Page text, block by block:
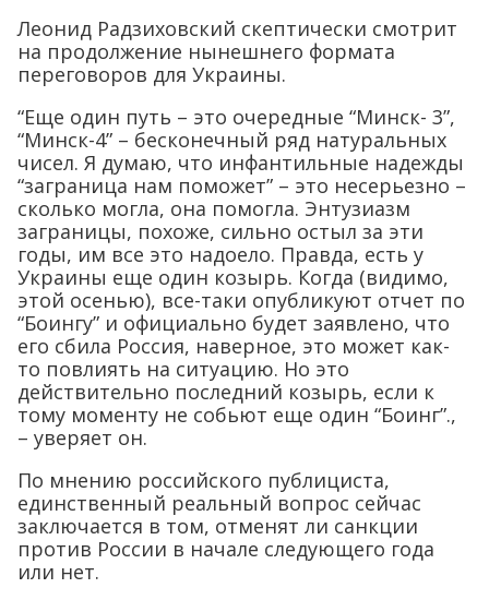
Леонид Радзиховский скептически смотрит
на продолжение нынешнего формата
переговоров для Украины.
“Еще один путь – это очередные “Минск- 3”,
“Минск-4” – бесконечный ряд натуральных
чисел. Я думаю, что инфантильные надежды
“заграница нам поможет” – это несерьезно –
сколько могла, она помогла. Энтузиазм
заграницы, похоже, сильно остыл за эти
годы, им все это надоело. Правда, есть у
Украины еще один козырь. Когда (видимо,
этой осенью), все-таки опубликуют отчет по
“Боингу” и официально будет заявлено, что
его сбила Россия, наверное, это может как-
то повлиять на ситуацию. Но это
действительно последний козырь, если к
тому моменту не собьют еще один “Боинг”.,
– уверяет он.
По мнению российского публициста,
единственный реальный вопрос сейчас
заключается в том, отменят ли санкции
против России в начале следующего года
или нет.